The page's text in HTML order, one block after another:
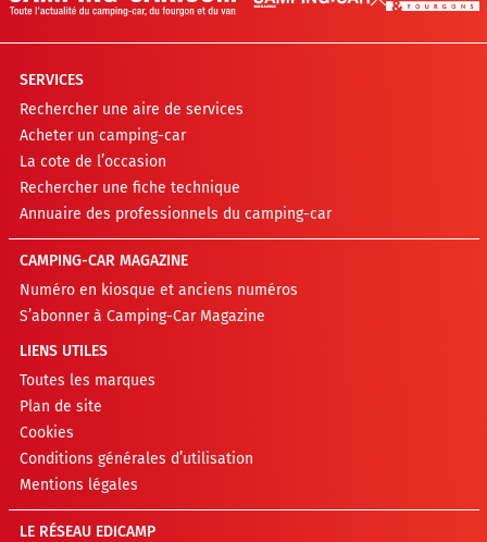
SERVICES
Rechercher une aire de services
Acheter un camping-car
La cote de l’occasion
Rechercher une fiche technique
Annuaire des professionnels du camping-car
CAMPING-CAR MAGAZINE
Numéro en kiosque et anciens numéros
S’abonner à Camping-Car Magazine
LIENS UTILES
Toutes les marques
Plan de site
Cookies
Conditions générales d’utilisation
Mentions légales
LE RÉSEAU EDICAMP